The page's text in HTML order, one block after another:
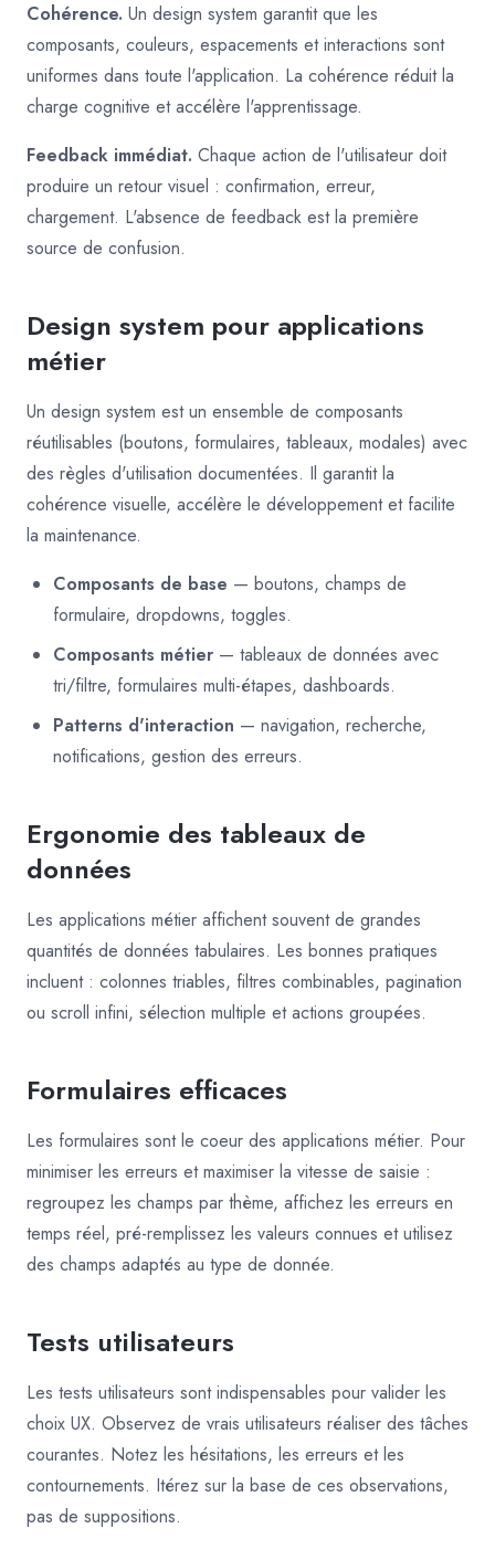
Cohérence. Un design system garantit que les
composants, couleurs, espacements et interactions sont
uniformes dans toute l'application. La cohérence réduit la
charge cognitive et accélère l'apprentissage.
Feedback immédiat. Chaque action de l'utilisateur doit
produire un retour visuel : confirmation, erreur,
chargement. L'absence de feedback est la première
source de confusion.
Design system pour applications
métier
Un design system est un ensemble de composants
réutilisables (boutons, formulaires, tableaux, modales) avec
des règles d'utilisation documentées. Il garantit la
cohérence visuelle, accélère le développement et facilite
la maintenance.
Composants de base — boutons, champs de
formulaire, dropdowns, toggles.
Composants métier — tableaux de données avec
tri/filtre, formulaires multi-étapes, dashboards.
Patterns d'interaction — navigation, recherche,
notifications, gestion des erreurs.
Ergonomie des tableaux de
données
Les applications métier affichent souvent de grandes
quantités de données tabulaires. Les bonnes pratiques
incluent : colonnes triables, filtres combinables, pagination
ou scroll infini, sélection multiple et actions groupées.
Formulaires efficaces
Les formulaires sont le coeur des applications métier. Pour
minimiser les erreurs et maximiser la vitesse de saisie :
regroupez les champs par thème, affichez les erreurs en
temps réel, pré-remplissez les valeurs connues et utilisez
des champs adaptés au type de donnée.
Tests utilisateurs
Les tests utilisateurs sont indispensables pour valider les
choix UX. Observez de vrais utilisateurs réaliser des tâches
courantes. Notez les hésitations, les erreurs et les
contournements. Itérez sur la base de ces observations,
pas de suppositions.